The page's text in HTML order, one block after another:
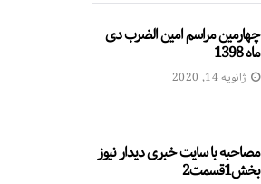
چهارمین مراسم امین الضرب دی
ماه 1398
ژانویه 14, 2020
مصاحبه با سایت خبری دیدار نیوز
بخش1قسمت2